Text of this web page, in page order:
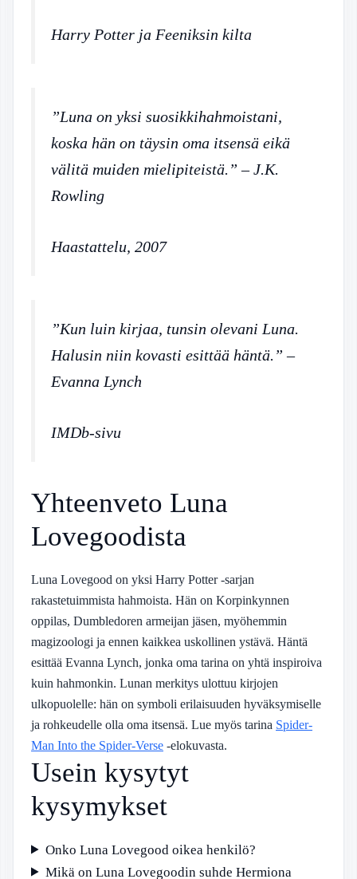
Harry Potter ja Feeniksin kilta
”Luna on yksi suosikkihahmoistani,
koska hän on täysin oma itsensä eikä
välitä muiden mielipiteistä.” – J.K.
Rowling
Haastattelu, 2007
”Kun luin kirjaa, tunsin olevani Luna.
Halusin niin kovasti esittää häntä.” –
Evanna Lynch
IMDb-sivu
Yhteenveto Luna
Lovegoodista
Luna Lovegood on yksi Harry Potter -sarjan
rakastetuimmista hahmoista. Hän on Korpinkynnen
oppilas, Dumbledoren armeijan jäsen, myöhemmin
magizoologi ja ennen kaikkea uskollinen ystävä. Häntä
esittää Evanna Lynch, jonka oma tarina on yhtä inspiroiva
kuin hahmonkin. Lunan merkitys ulottuu kirjojen
ulkopuolelle: hän on symboli erilaisuuden hyväksymiselle
ja rohkeudelle olla oma itsensä. Lue myös tarina Spider-
Man Into the Spider-Verse -elokuvasta.
Usein kysytyt
kysymykset
Onko Luna Lovegood oikea henkilö?
Mikä on Luna Lovegoodin suhde Hermiona